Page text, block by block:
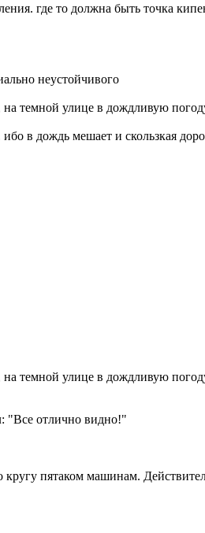
где то должна быть точка
неустойчивого
темной улице в дождливую
в дождь мешает и скользкая
темной улице в дождливую
"Все отлично видно!"
пятаком машинам.